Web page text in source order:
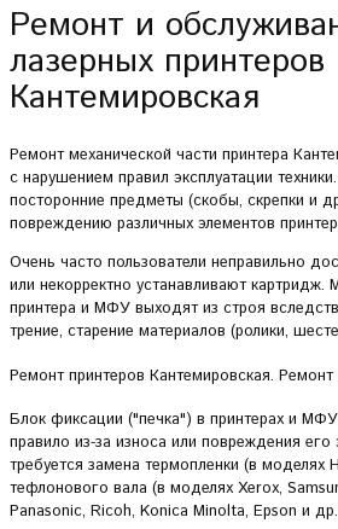
Ремонт и
лазерных принтеров
Кантемировская
Ремонт механической части принтера
с нарушением правил эксплуатации
посторонние предметы (скобы, скрепки и
повреждению различных элементов
Очень часто пользователи неправильно
или некорректно устанавливают картридж.
принтера и МФУ выходят из строя
трение, старение материалов (ролики,
Ремонт принтеров Кантемировская.
Блок фиксации ("печка") в принтерах и
правило из-за износа или повреждения
требуется замена термопленки (в моделях
тефлонового вала (в моделях Xerox,
Panasonic, Ricoh, Konica Minolta, Epson и